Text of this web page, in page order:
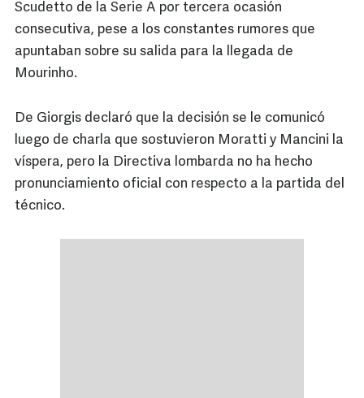
Scudetto de la Serie A por tercera ocasión
consecutiva, pese a los constantes rumores que
apuntaban sobre su salida para la llegada de
Mourinho.
De Giorgis declaró que la decisión se le comunicó
luego de charla que sostuvieron Moratti y Mancini la
víspera, pero la Directiva lombarda no ha hecho
pronunciamiento oficial con respecto a la partida del
técnico.